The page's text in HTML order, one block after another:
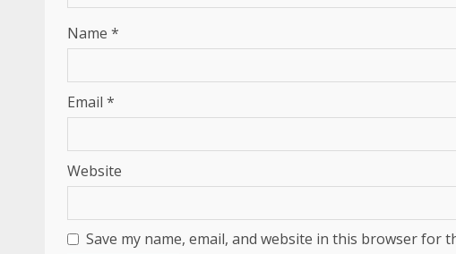
Name *
Email *
Website
Save my name, email, and website in this browser for